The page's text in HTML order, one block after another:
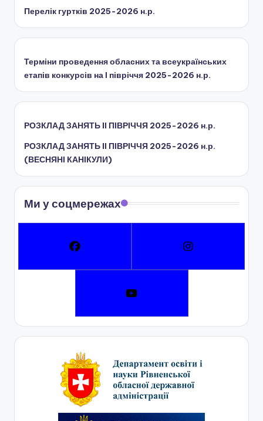
Перелік гуртків 2025-2026 н.р.
Терміни проведення обласних та всеукраїнських
етапів конкурсів на І півріччя 2025-2026 н.р.
РОЗКЛАД ЗАНЯТЬ IІ ПІВРІЧЧЯ 2025-2026 н.р.
РОЗКЛАД ЗАНЯТЬ IІ ПІВРІЧЧЯ 2025-2026 н.р.
(ВЕСНЯНІ КАНІКУЛИ)
Ми у соцмережах